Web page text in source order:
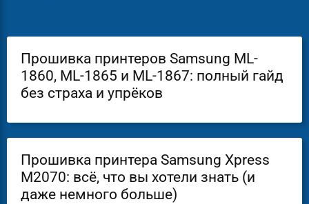
Прошивка принтеров Samsung ML-
1860, ML-1865 и ML-1867: полный гайд
без страха и упрёков
Прошивка принтера Samsung Xpress
M2070: всё, что вы хотели знать (и
даже немного больше)